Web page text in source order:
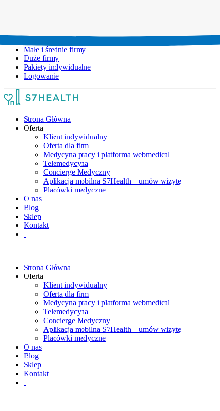
Małe i średnie firmy
Duże firmy
Pakiety indywidualne
Logowanie
Strona Główna
Oferta
Klient indywidualny
Oferta dla firm
Medycyna pracy i platforma webmedical
Telemedycyna
Concierge Medyczny
Aplikacja mobilna S7Health – umów wizytę
Placówki medyczne
O nas
Blog
Sklep
Kontakt
Strona Główna
Oferta
Klient indywidualny
Oferta dla firm
Medycyna pracy i platforma webmedical
Telemedycyna
Concierge Medyczny
Aplikacja mobilna S7Health – umów wizytę
Placówki medyczne
O nas
Blog
Sklep
Kontakt